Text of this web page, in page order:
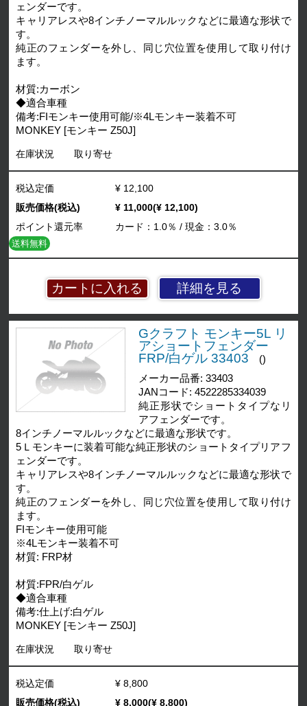
ェンダーです。
キャリアレスや8インチノーマルルックなどに最適な形状で
す。
純正のフェンダーを外し、同じ穴位置を使用して取り付け
ます。
材質:カーボン
◆適合車種
備考:FIモンキー使用可能/※4Lモンキー装着不可
MONKEY [モンキー Z50J]
在庫状況 取り寄せ
詳細を見る
税込定価
¥ 12,100
販売価格(税込)
¥ 11,000(¥ 12,100)
ポイント還元率
カード：1.0％ / 現金：3.0％
送料無料
Gクラフト モンキー5L リ
アショートフェンダー
FRP/白ゲル 33403
()
メーカー品番: 33403
JANコード: 4522285334039
純正形状でショートタイプなリ
アフェンダーです。
8インチノーマルルックなどに最適な形状です。
5Ｌモンキーに装着可能な純正形状のショートタイプリアフ
ェンダーです。
キャリアレスや8インチノーマルルックなどに最適な形状で
す。
純正のフェンダーを外し、同じ穴位置を使用して取り付け
ます。
FIモンキー使用可能
※4Lモンキー装着不可
材質: FRP材
材質:FPR/白ゲル
◆適合車種
備考:仕上げ:白ゲル
MONKEY [モンキー Z50J]
在庫状況 取り寄せ
税込定価
¥ 8,800
販売価格(税込)
¥ 8,000(¥ 8,800)